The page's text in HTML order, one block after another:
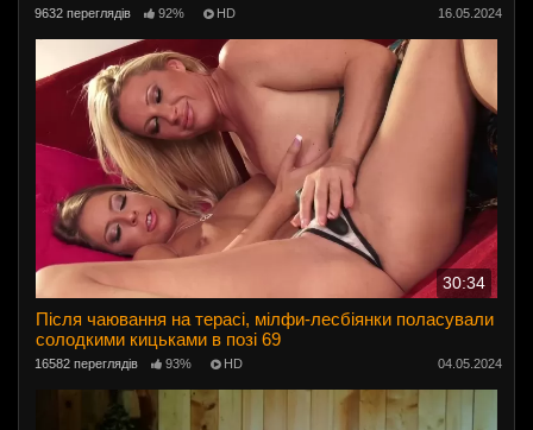
9632 переглядів 92% HD 16.05.2024
30:34
Після чаювання на терасі, мілфи-лесбіянки поласували
солодкими кицьками в позі 69
16582 переглядів 93% HD 04.05.2024